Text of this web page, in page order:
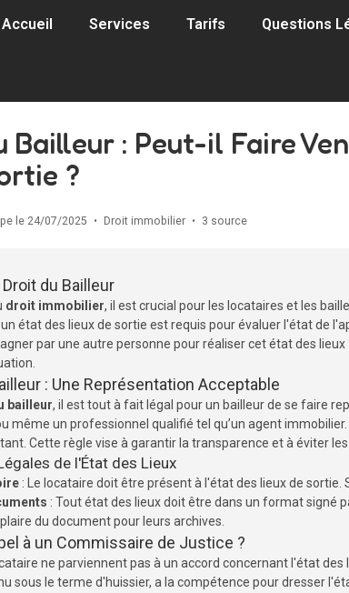
Accueil Services Tarifs Questions
Bailleur : Peut-il Faire
?
le 24/07/2025 • Droit immobilier • 3 source
du Bailleur
droit immobilier, il est crucial pour les locataires et les
état des lieux de sortie est requis pour évaluer l'état de
par une autre personne pour réaliser cet état des
: Une Représentation Acceptable
bailleur, il est tout à fait légal pour un bailleur de se faire
même un professionnel qualifié tel qu’un agent
Cette règle vise à garantir la transparence et à éviter les
de l'État des Lieux
: Le locataire doit être présent à l'état des lieux de
: Tout état des lieux doit être dans un format signé
du document pour leurs archives.
à un Commissaire de Justice ?
ne parviennent pas à un accord concernant l'état
sous le terme d'huissier, a la compétence pour dresser